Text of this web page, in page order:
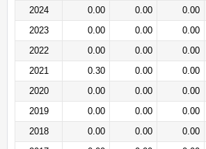
2024
0.00 0.00 0.00
2023
0.00 0.00 0.00
2022
0.00 0.00 0.00
2021
0.30 0.00 0.00
2020
0.00 0.00 0.00
2019
0.00 0.00 0.00
2018
0.00 0.00 0.00